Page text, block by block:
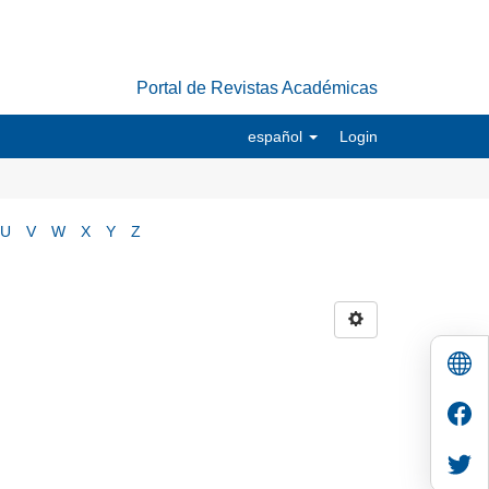
Portal de Revistas Académicas
español Login
U V W X Y Z